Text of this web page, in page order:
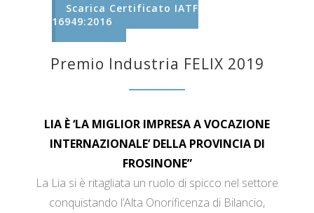
Scarica Certificato IATF
16949:2016
Premio Industria FELIX 2019
LIA È ‘LA MIGLIOR IMPRESA A VOCAZIONE
INTERNAZIONALE’ DELLA PROVINCIA DI
FROSINONE”
La Lia si è ritagliata un ruolo di spicco nel settore
conquistando l’Alta Onorificenza di Bilancio,